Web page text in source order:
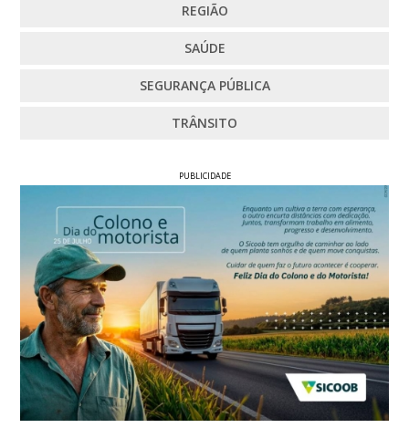
REGIÃO
SAÚDE
SEGURANÇA PÚBLICA
TRÂNSITO
PUBLICIDADE